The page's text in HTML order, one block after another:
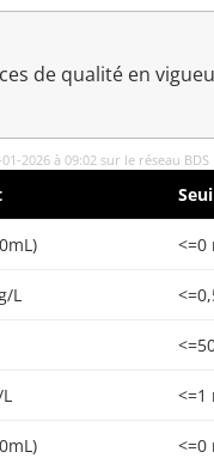
de qualité en
2026 à 09:02 sur le réseau BDS
<=0
L
<=1
<=0